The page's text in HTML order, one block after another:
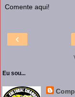
Comente aqui!
‹
Eu sou...